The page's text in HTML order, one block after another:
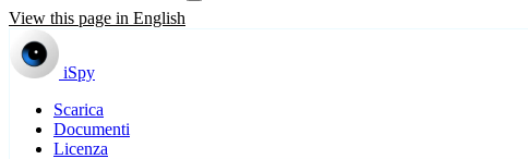
View this page in English
iSpy
Scarica
Documenti
Licenza